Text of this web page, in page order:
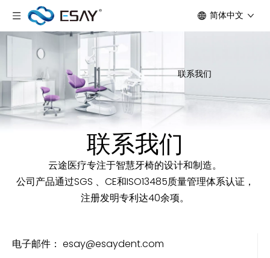
简体中文
联系我们
联系我们
云途医疗专注于智慧牙椅的设计和制造。
公司产品通过SGS 、CE和ISO13485质量管理体系认证，
注册发明专利达40余项。
电子邮件： esay@esaydent.com